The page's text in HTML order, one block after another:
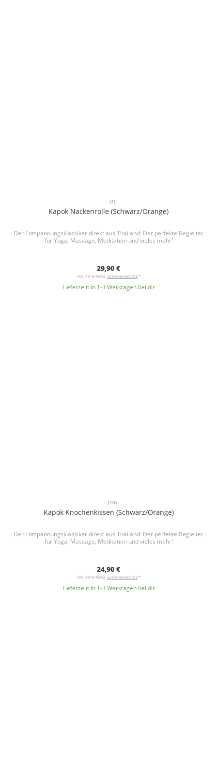
(4)
Kapok Nackenrolle (Schwarz/Orange)
Der Entspannungsklassiker direkt aus Thailand: Der perfekte Begleiter
für Yoga, Massage, Meditation und vieles mehr!
29,90 €
inkl. 19 % MwSt.Gratisversand DE*
Lieferzeit: in 1-3 Werktagen bei dir
(10)
Kapok Knochenkissen (Schwarz/Orange)
Der Entspannungsklassiker direkt aus Thailand: Der perfekte Begleiter
für Yoga, Massage, Meditation und vieles mehr!
24,90 €
inkl. 19 % MwSt.Gratisversand DE*
Lieferzeit: in 1-3 Werktagen bei dir